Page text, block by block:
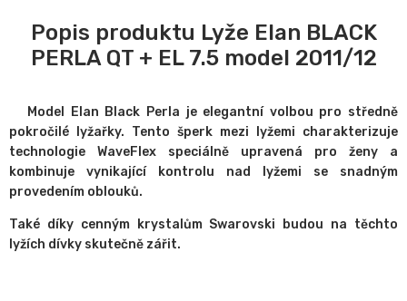
Popis produktu Lyže Elan BLACK
PERLA QT + EL 7.5 model 2011/12
Model Elan Black Perla je elegantní volbou pro středně
pokročilé lyžařky. Tento šperk mezi lyžemi charakterizuje
technologie WaveFlex speciálně upravená pro ženy a
kombinuje vynikající kontrolu nad lyžemi se snadným
provedením oblouků.
Také díky cenným krystalům Swarovski budou na těchto
lyžích dívky skutečně zářit.